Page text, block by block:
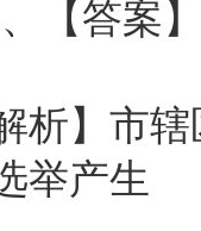
答案
】市辖
举产生